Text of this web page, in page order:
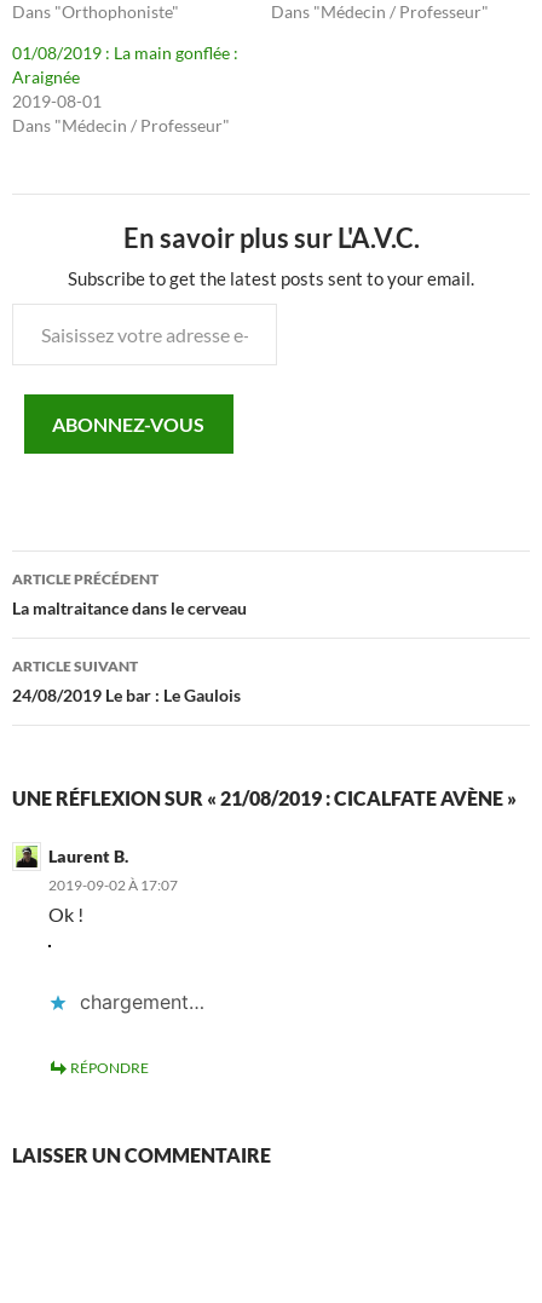
Dans "Orthophoniste"
Dans "Médecin / Professeur"
01/08/2019 : La main gonflée :
Araignée
2019-08-01
Dans "Médecin / Professeur"
En savoir plus sur L'A.V.C.
Subscribe to get the latest posts sent to your email.
votre
mail…ABONNEZ-VOUS
Navigation
des
articles
ARTICLE PRÉCÉDENT
La maltraitance dans le cerveau
ARTICLE SUIVANT
24/08/2019 Le bar : Le Gaulois
UNE RÉFLEXION SUR « 21/08/2019 : CICALFATE AVÈNE »
Laurent B.
2019-09-02 À 17:07
Ok !
chargement…
RÉPONDRE
LAISSER UN COMMENTAIRE